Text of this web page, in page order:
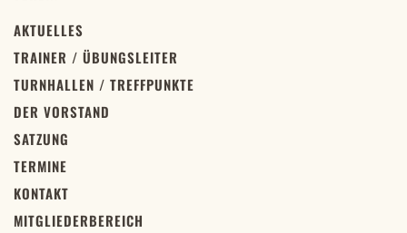
AKTUELLES
TRAINER / ÜBUNGSLEITER
TURNHALLEN / TREFFPUNKTE
DER VORSTAND
SATZUNG
TERMINE
KONTAKT
MITGLIEDERBEREICH